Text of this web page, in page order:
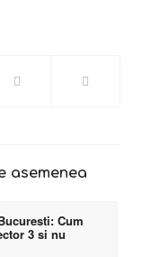
asemenea
Cum
3 si nu